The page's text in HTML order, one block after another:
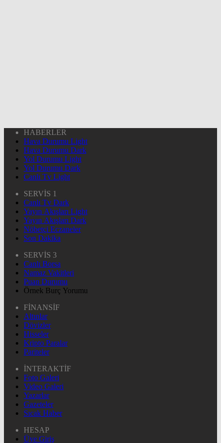
HABERLER
Hava Durumu Light
Hava Durumu Dark
Yol Durumu Light
Yol Durumu Dark
Canlı Tv Light
SERVİS 1
Canlı Tv Dark
Yayın Akışları Light
Yayın Akışları Dark
Nöbetçi Eczaneler
Son Dakika
SERVİS 3
Canlı Borsa
Namaz Vakitleri
Puan Durumu
Örnek Burç Yorumu
FİNANSİF
Altınlar
Dövizler
Hisseler
Kripto Paralar
Pariteler
İNTERAKTİF
Foto Galeri
Video Galeri
Yazarlar
Gazeteler
Sıcak Haber
HESAP
Üye Giriş